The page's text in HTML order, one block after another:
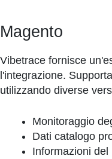
Magento
Vibetrace fornisce
l'integrazione.
utilizzando diverse
Monitoraggio
Dati catalogo
Informazioni del